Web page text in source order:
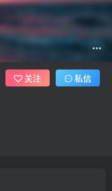
关注 私信